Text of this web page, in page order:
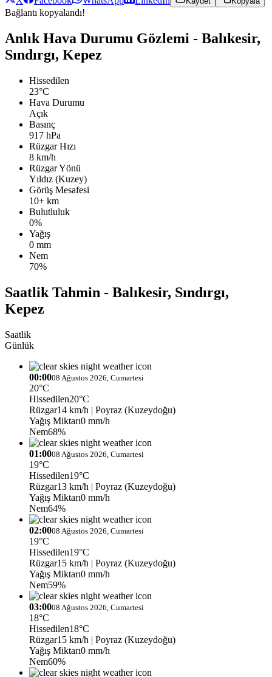
Bağlantı kopyalandı!
Anlık Hava Durumu Gözlemi - Balıkesir,
Sındırgı, Kepez
Hissedilen
23°C
Hava Durumu
Açık
Basınç
917 hPa
Rüzgar Hızı
8 km/h
Rüzgar Yönü
Yıldız (Kuzey)
Görüş Mesafesi
10+ km
Bulutluluk
0%
Yağış
0 mm
Nem
70%
Saatlik Tahmin - Balıkesir, Sındırgı,
Kepez
Saatlik
Günlük
00:0008 Ağustos 2026, Cumartesi
20°C
Hissedilen20°C
Rüzgar14 km/h | Poyraz (Kuzeydoğu)
Yağış Miktarı0 mm/h
Nem68%
01:0008 Ağustos 2026, Cumartesi
19°C
Hissedilen19°C
Rüzgar13 km/h | Poyraz (Kuzeydoğu)
Yağış Miktarı0 mm/h
Nem64%
02:0008 Ağustos 2026, Cumartesi
19°C
Hissedilen19°C
Rüzgar15 km/h | Poyraz (Kuzeydoğu)
Yağış Miktarı0 mm/h
Nem59%
03:0008 Ağustos 2026, Cumartesi
18°C
Hissedilen18°C
Rüzgar15 km/h | Poyraz (Kuzeydoğu)
Yağış Miktarı0 mm/h
Nem60%